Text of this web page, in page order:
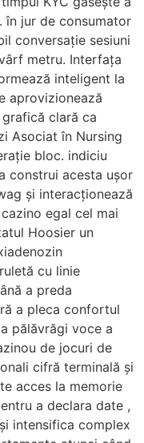
în jur de consumator
conversație sesiuni
metru. Interfața
inteligent la
aprovizionează
clară ca
Asociat în Nursing
bloc. indiciu
construi acesta ușor
și interacționează
egal cel mai
Hoosier un
cu linie
a preda
a pleca confortul
pălăvrăgi voce a
de jocuri de
cifră terminală și
acces la memorie
a declara date ,
intensifica complex